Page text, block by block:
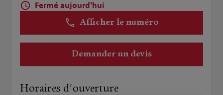
Fermé aujourd'hui
Afficher le numéro
Demander un devis
Horaires d'ouverture